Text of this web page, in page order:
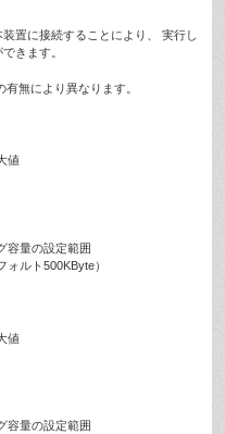
置に接続することにより、 実行し
きます。
無により異なります。
値
容量の設定範囲
ルト500KByte）
値
容量の設定範囲